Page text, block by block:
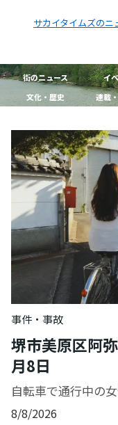
サカイタイムズのニ
街のニュース イ
文化・歴史
連載
事件・事故
堺市美原区阿
月8日
自転車で通行中の
8/8/2026